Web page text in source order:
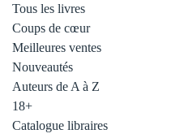
Tous les livres
Coups de cœur
Meilleures ventes
Nouveautés
Auteurs de A à Z
18+
Catalogue libraires